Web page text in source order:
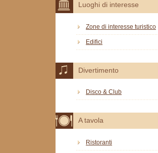
Luoghi di interesse
Zone di interesse turistico
Edifici
Divertimento
Disco & Club
A tavola
Ristoranti